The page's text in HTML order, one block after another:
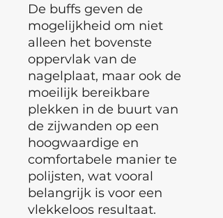
De buffs geven de
mogelijkheid om niet
alleen het bovenste
oppervlak van de
nagelplaat, maar ook de
moeilijk bereikbare
plekken in de buurt van
de zijwanden op een
hoogwaardige en
comfortabele manier te
polijsten, wat vooral
belangrijk is voor een
vlekkeloos resultaat.